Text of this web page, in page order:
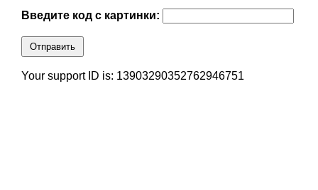
Введите код с картинки:
Отправить
Your support ID is: 13903290352762946751